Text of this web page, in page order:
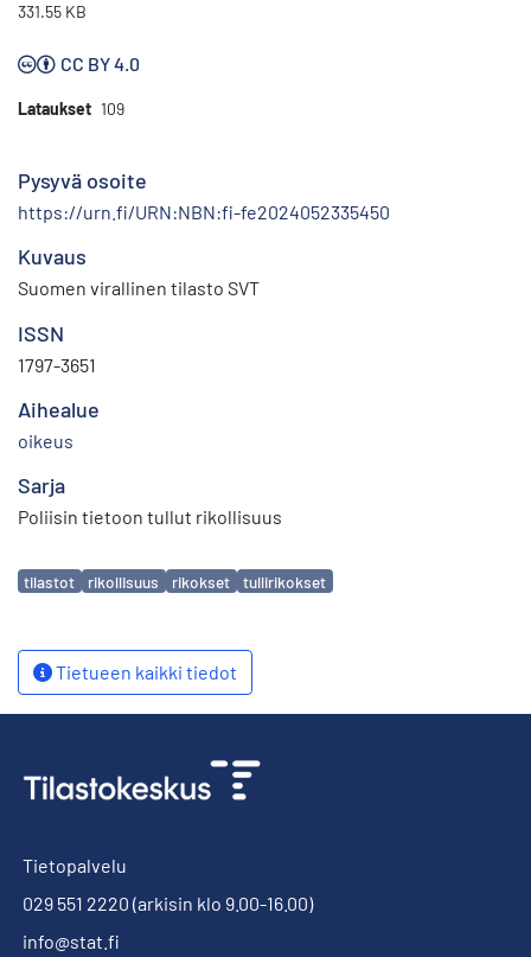
331.55 KB
CC BY 4.0
Lataukset 109
Pysyvä osoite
https://urn.fi/URN:NBN:fi-fe2024052335450
Kuvaus
Suomen virallinen tilasto SVT
ISSN
1797-3651
Aihealue
oikeus
Sarja
Poliisin tietoon tullut rikollisuus
Avainsanat
tilastot rikollisuus rikokset tullirikokset
Tietueen kaikki tiedot
Tietopalvelu
029 551 2220 (arkisin klo 9.00-16.00)
info@stat.fi